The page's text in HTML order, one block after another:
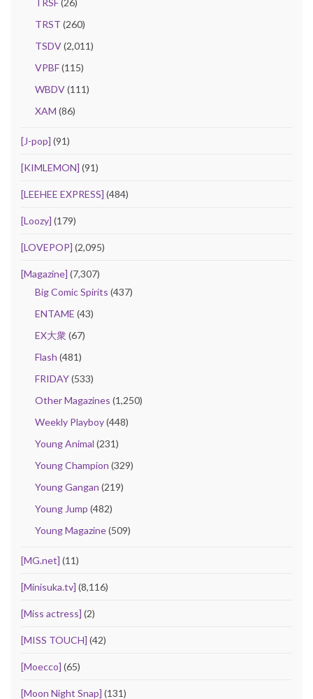
TRSF(26)
TRST (260)
TSDV(2,011)
VPBF(115)
WBDV(111)
XAM (86)
[J-pop] (91)
[KIMLEMON] (91)
[LEEHEE EXPRESS] (484)
[Loozy] (179)
[LOVEPOP] (2,095)
[Magazine] (7,307)
Big Comic Spirits (437)
ENTAME (43)
EX大衆(67)
Flash (481)
FRIDAY(533)
Other Magazines (1,250)
Weekly Playboy(448)
Young Animal (231)
Young Champion (329)
Young Gangan (219)
Young Jump (482)
Young Magazine(509)
[MG.net] (11)
[Minisuka.tv] (8,116)
[Miss actress] (2)
[MISS TOUCH] (42)
[Moecco] (65)
[Moon Night Snap] (131)